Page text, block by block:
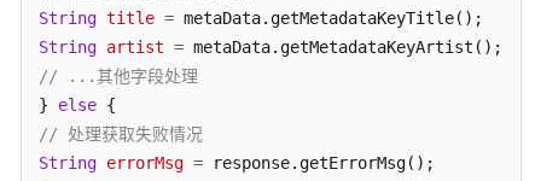
功
能
模
块
音
String title =
String artist =
// ...其他字段处理
} else
// 处理获取失败情况
String errorMsg = response.getErrorMsg();